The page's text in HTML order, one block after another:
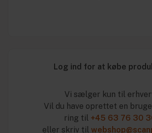
Log ind for at købe
Vi sælger kun til
Vil du have oprettet en
ring til +45 63 76 30
eller skriv til